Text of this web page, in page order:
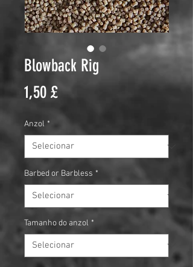
Blowback Rig
1,50 £Preço
Anzol *
Barbed or Barbless *
Tamanho do anzol *